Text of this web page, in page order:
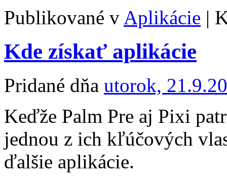
Publikované v Aplikácie |
Kde získať aplikácie
Pridané dňa utorok,
Keďže Palm Pre aj Pixi
jednou z ich kľúčových
ďalšie aplikácie.